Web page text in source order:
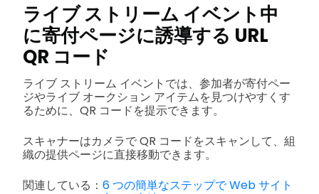
ライブ ストリーム イベント中
に寄付ページに誘導する URL
QR コード
ライブ ストリーム イベントでは、参加者が寄付ペー
ジやライブ オークション アイテムを見つけやすくす
るために、QR コードを提示できます。
スキャナーはカメラで QR コードをスキャンして、組
織の提供ページに直接移動できます。
関連している： 6 つの簡単なステップで Web サイト